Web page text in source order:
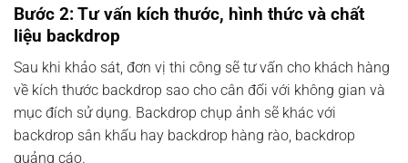
Bước 2: Tư vấn kích thước, hình thức và chất
liệu backdrop
Sau khi khảo sát, đơn vị thi công sẽ tư vấn cho khách hàng
về kích thước backdrop sao cho cân đối với không gian và
mục đích sử dụng. Backdrop chụp ảnh sẽ khác với
backdrop sân khấu hay backdrop hàng rào, backdrop
quảng cáo.